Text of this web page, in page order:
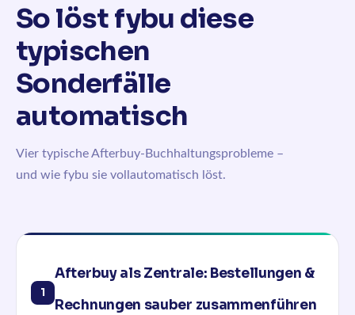
So löst fybu diese
typischen
Sonderfälle
automatisch
Vier typische Afterbuy-Buchhaltungsprobleme –
und wie fybu sie vollautomatisch löst.
1
Afterbuy als Zentrale: Bestellungen &
Rechnungen sauber zusammenführen